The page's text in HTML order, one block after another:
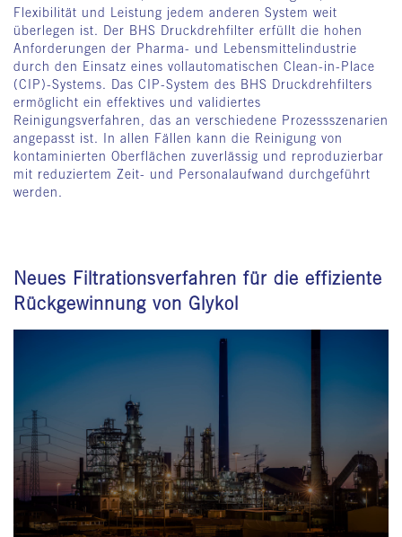
Flexibilität und Leistung jedem anderen System weit
überlegen ist. Der BHS Druckdrehfilter erfüllt die hohen
Anforderungen der Pharma- und Lebensmittelindustrie
durch den Einsatz eines vollautomatischen Clean-in-Place
(CIP)-Systems. Das CIP-System des BHS Druckdrehfilters
ermöglicht ein effektives und validiertes
Reinigungsverfahren, das an verschiedene Prozessszenarien
angepasst ist. In allen Fällen kann die Reinigung von
kontaminierten Oberflächen zuverlässig und reproduzierbar
mit reduziertem Zeit- und Personalaufwand durchgeführt
werden.
Neues Filtrationsverfahren für die effiziente
Rückgewinnung von Glykol